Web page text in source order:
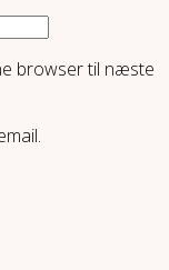
browser til næste